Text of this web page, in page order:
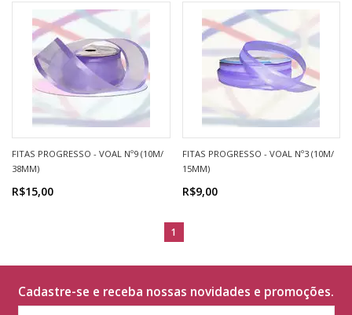
FITAS PROGRESSO - VOAL Nº9 (10M/
38MM)
R$15,00
FITAS PROGRESSO - VOAL Nº3 (10M/
15MM)
R$9,00
1
Cadastre-se e receba nossas novidades e promoções.